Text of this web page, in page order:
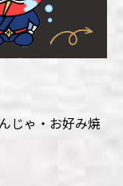
じゃ・お好み焼